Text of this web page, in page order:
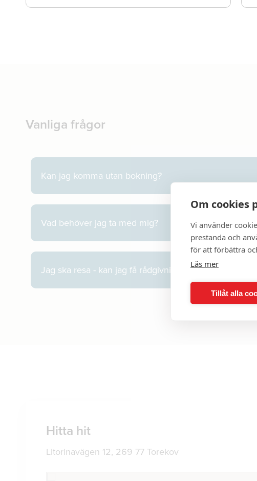
Vanliga frågor
Kan jag komma utan bokning?
Vad behöver jag ta med mig?
Jag ska resa - kan jag få rådgivning på plats?
Hitta hit
Litorinavägen 12, 269 77 Torekov
Om cookies
Vi använder
prestanda och
för att förbättra
Läs mer
Tillåt alla